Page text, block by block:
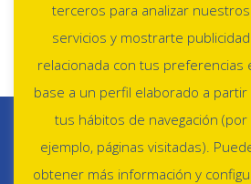
Promoción válida hasta fin
Sobre Nosotros
Condiciones de venta
Política de privacidad
terceros para analizar nuestros
servicios y mostrarte publicidad
relacionada con tus preferencias
base a un perfil elaborado a partir
tus hábitos de navegación (por
ejemplo, páginas visitadas).
obtener más información y